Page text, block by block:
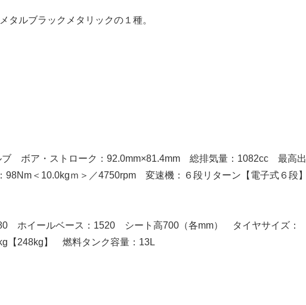
タルブラックメタリックの１種。
ブ ボア・ストローク：92.0mm×81.4mm 総排気量：1082cc 最高出
＜10.0kgｍ＞／4750rpm 変速機：６段リターン【電子式６段】
ホイールベース：1520 シート高700（各mm） タイヤサイズ：
【248kg】 燃料タンク容量：13L